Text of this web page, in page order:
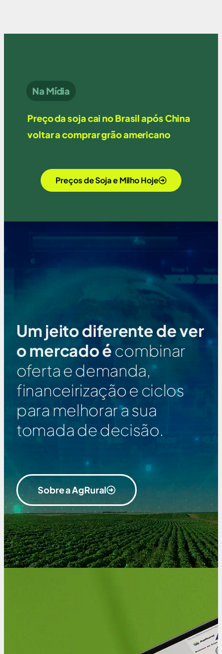
Na Mídia
Preço da soja cai no Brasil após China
voltar a comprar grão americano
Preços de Soja e Milho Hoje
Um jeito diferente de ver
o mercado é combinar
oferta e demanda,
financeirização e ciclos
para melhorar a sua
tomada de decisão.
Sobre a AgRural